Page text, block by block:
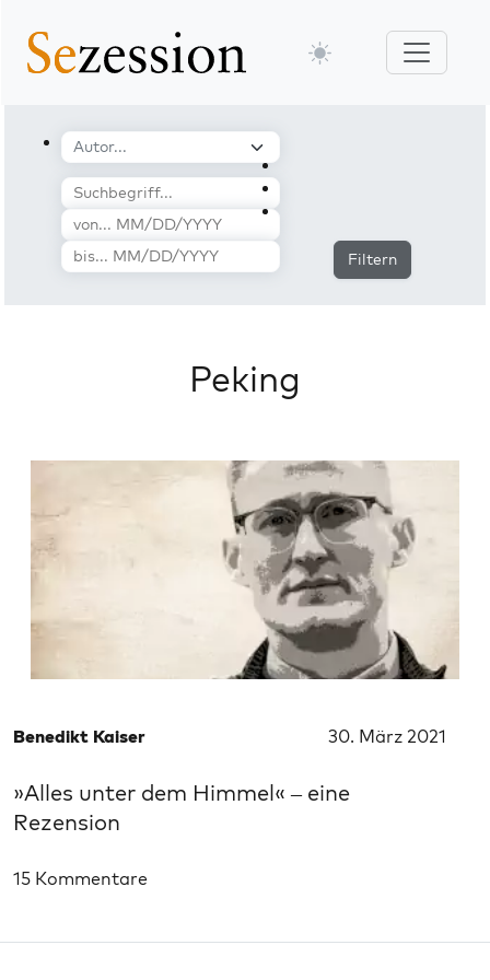
Filtern
Peking
Benedikt Kaiser 30. März 2021
»Alles unter dem Himmel« – eine
Rezension
15 Kommentare